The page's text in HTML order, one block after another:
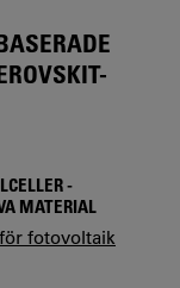
-
MATERIAL
fotovoltaik